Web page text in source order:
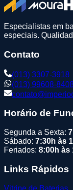
Especialistas em
especiais.
Contato
(013) 3307-3918
(013) 99608-
Horário de
Segunda a Sexta:
Sábado: 7:30h às
Feriados: 8:00h às
Links Rápidos
Vitrine de Baterias